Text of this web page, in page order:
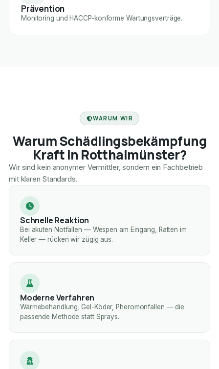
Prävention
Monitoring und HACCP-konforme Wartungsverträge.
WARUM WIR
Warum Schädlingsbekämpfung
Kraft in Rotthalmünster?
Wir sind kein anonymer Vermittler, sondern ein Fachbetrieb
mit klaren Standards.
Schnelle Reaktion
Bei akuten Notfällen — Wespen am Eingang, Ratten im
Keller — rücken wir zügig aus.
Moderne Verfahren
Wärmebehandlung, Gel-Köder, Pheromonfallen — die
passende Methode statt Sprays.